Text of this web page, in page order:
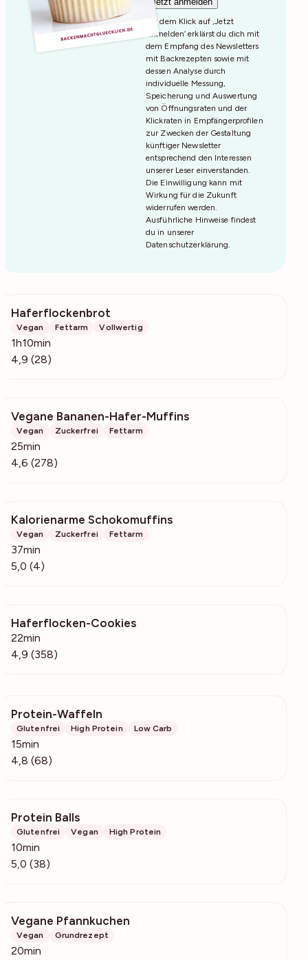
Mit dem Klick auf ‚Jetzt
Anmelden‘ erklärst du dich mit
dem Empfang des Newsletters
mit Backrezepten sowie mit
dessen Analyse durch
individuelle Messung,
Speicherung und Auswertung
von Öffnungsraten und der
Klickraten in Empfängerprofilen
zur Zwecken der Gestaltung
künftiger Newsletter
entsprechend den Interessen
unserer Leser einverstanden.
Die Einwilligung kann mit
Wirkung für die Zukunft
widerrufen werden.
Ausführliche Hinweise findest
du in unserer
Datenschutzerklärung.
Haferflockenbrot
Vegan Fettarm Vollwertig
1h10min
4,9 (28)
Vegane Bananen-Hafer-Muffins
Vegan Zuckerfrei Fettarm
25min
4,6 (278)
Kalorienarme Schokomuffins
Vegan Zuckerfrei Fettarm
37min
5,0 (4)
Haferflocken-Cookies
22min
4,9 (358)
Protein-Waffeln
Glutenfrei High Protein Low Carb
15min
4,8 (68)
Protein Balls
Glutenfrei Vegan High Protein
10min
5,0 (38)
Vegane Pfannkuchen
Vegan Grundrezept
20min